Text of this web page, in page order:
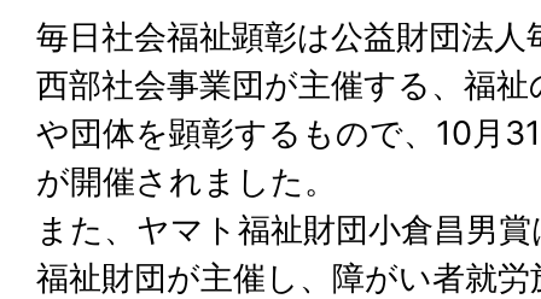
毎日社会福祉顕彰は公益財団法人
西部社会事業団が主催する、福
や団体を顕彰するもので、10月
が開催されました。
また、ヤマト福祉財団小倉昌男
福祉財団が主催し、障がい者就